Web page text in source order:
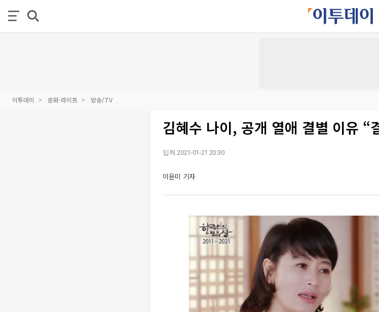
이투데이 문화·라이프 방송/TV
김혜수 나이, 공개 열애 결별 이유 “
입력 2021-01-21 20:30
이윤미 기자